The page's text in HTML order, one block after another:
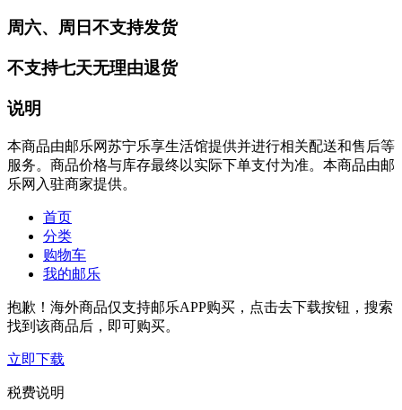
周六、周日不支持发货
不支持七天无理由退货
说明
本商品由邮乐网苏宁乐享生活馆提供并进行相关配送和售后等
服务。商品价格与库存最终以实际下单支付为准。本商品由邮
乐网入驻商家提供。
首页
分类
购物车
我的邮乐
抱歉！海外商品仅支持邮乐APP购买，点击去下载按钮，搜索
找到该商品后，即可购买。
立即下载
税费说明